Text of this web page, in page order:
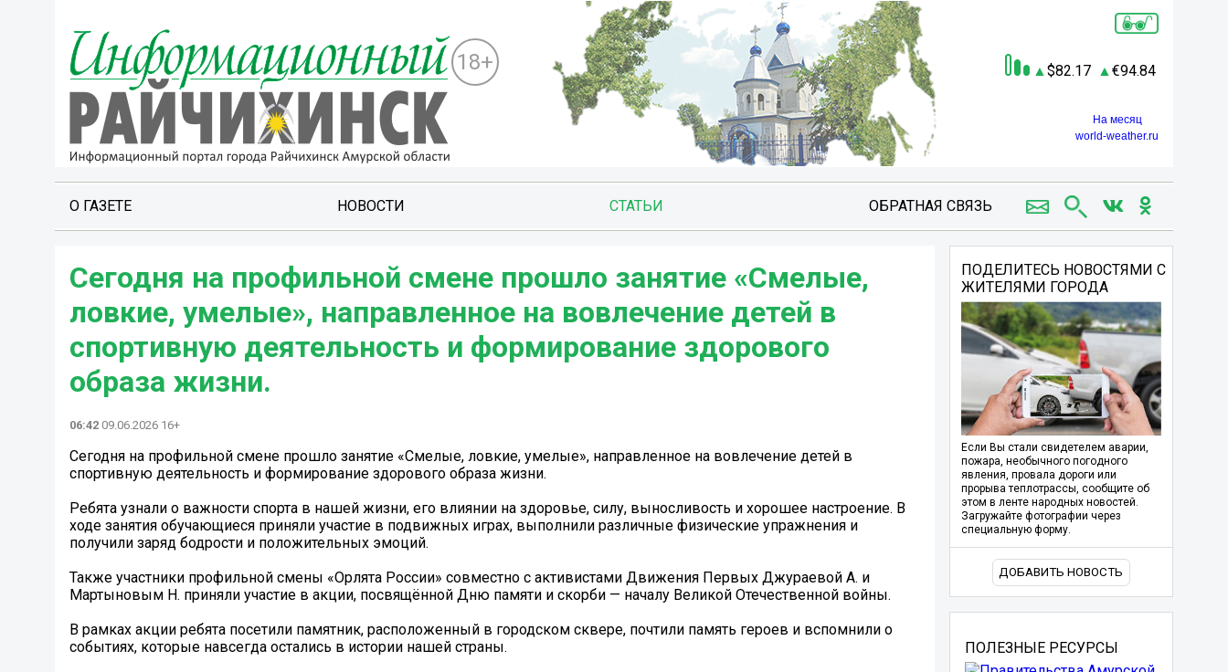
18+ 82.17 94.84
На месяц
world-weather.ru
О ГАЗЕТЕ НОВОСТИ СТАТЬИ ОБРАТНАЯ СВЯЗЬ
Сегодня на профильной смене прошло занятие «Смелые,
ловкие, умелые», направленное на вовлечение детей в
спортивную деятельность и формирование здорового
образа жизни.
06:42 09.06.2026 16+
Сегодня на профильной смене прошло занятие «Смелые, ловкие, умелые», направленное на вовлечение детей в
спортивную деятельность и формирование здорового образа жизни.
Ребята узнали о важности спорта в нашей жизни, его влиянии на здоровье, силу, выносливость и хорошее настроение. В
ходе занятия обучающиеся приняли участие в подвижных играх, выполнили различные физические упражнения и
получили заряд бодрости и положительных эмоций.
Также участники профильной смены «Орлята России» совместно с активистами Движения Первых Джураевой А. и
Мартыновым Н. приняли участие в акции, посвящённой Дню памяти и скорби — началу Великой Отечественной войны.
В рамках акции ребята посетили памятник, расположенный в городском сквере, почтили память героев и вспомнили о
событиях, которые навсегда остались в истории нашей страны.
ПОДЕЛИТЕСЬ НОВОСТЯМИ С
ЖИТЕЛЯМИ ГОРОДА
Если Вы стали свидетелем аварии,
пожара, необычного погодного
явления, провала дороги или
прорыва теплотрассы, сообщите об
этом в ленте народных новостей.
Загружайте фотографии через
специальную форму.
ДОБАВИТЬ НОВОСТЬ
ПОЛЕЗНЫЕ РЕСУРСЫ